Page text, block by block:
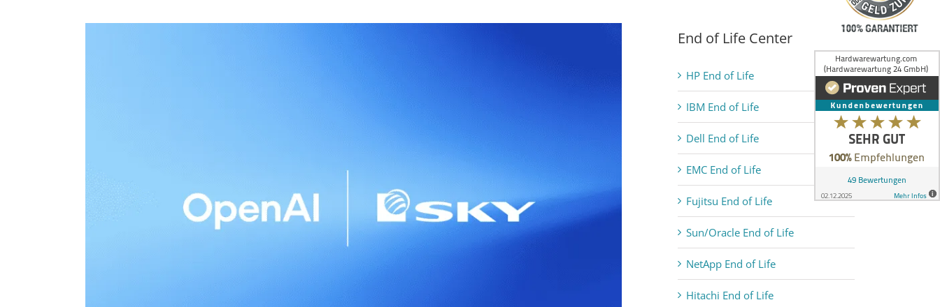
End of Life Center
HP End of Life
IBM End of Life
Dell End of Life
EMC End of Life
Fujitsu End of Life
Sun/Oracle End of Life
NetApp End of Life
Hitachi End of Life